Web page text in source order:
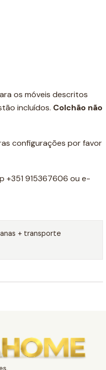
os móveis descritos
incluídos. Colchão não
configurações por favor
+351 915367606 ou e-
+ transporte